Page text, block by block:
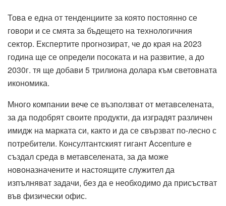
Това е една от тенденциите за която постоянно се
говори и се смята за бъдещето на технологичния
сектор. Експертите прогнозират, че до края на 2023
година ще се определи посоката и на развитие, а до
2030г. тя ще добави 5 трилиона долара към световната
икономика.
Много компании вече се възползват от метавселената,
за да подобрят своите продукти, да изградят различен
имидж на марката си, както и да се свързват по-лесно с
потребители. Консултантският гигант Accenture е
създал среда в метавселената, за да може
новоназначените и настоящите служител да
изпълняват задачи, без да е необходимо да присъстват
във физически офис.